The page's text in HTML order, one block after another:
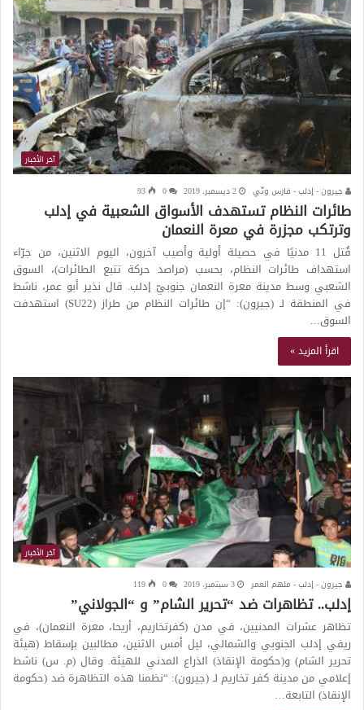
آخر الأخبار
جيرون - إدلب - فارس وتّي 2 ديسمبر، 2019 93
طائرات النظام تستهدف الأسواق الشعبية في إدلب
وترتكب مجزرة في معرة النعمان
قُتل 11 مدنيًا في حصيلة أولية وأصيب آخرون، اليوم الاثنين، من جرّاء
استهداف طائرات النظام، بحسب (مراصد حركة تتبع الطائرات)، السوق
الشعبي وسط مدينة معرة النعمان جنوبيّ إدلب. قال نذير أبو عمر، ناشط
في المنطقة لـ (جيرون): “إن طائرات النظام من طراز (SU22) استهدفت
السوق…
اقرأ المزيد »
آخر الأخبار
جيرون - إدلب - ملهم العمر 3 سبتمبر، 2019 119
إدلب.. تظاهرات ضد “تحرير الشام” و “الجولاني”
تظاهر عشرات المدنيين، في مدن (كفرتخاريم، أريحا، معرة النعمان)، في
ريفي إدلب الجنوبي والشمالي، ليل أمس الاثنين، مطالبين بإسقاط (هيئة
تحرير الشام) و(حكومة الإنقاذ) الذراع المدني للهيئة. وقال (م. س) ناشط
إعلامي من مدينة كفر تخاريم لـ (جيرون): “نظمنا هذه التظاهرة ضد (حكومة
الإنقاذ) التابعة…